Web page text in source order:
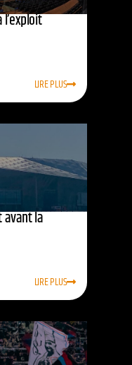
l’exploit
LIRE PLUS
avant la
LIRE PLUS